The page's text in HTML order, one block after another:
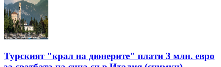
Турският "крал на дюнерите" плати 3 млн. евро